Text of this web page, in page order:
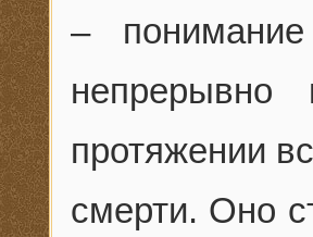
–
протяжении
смерти. Оно